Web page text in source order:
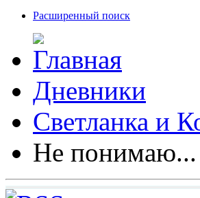
Расширенный поиск
Дневники
Светланка и
Не понимаю...